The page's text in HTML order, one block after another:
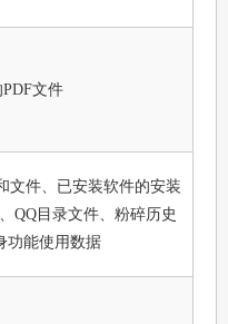
文件
文件、已安装软件的安装
QQ目录文件、粉碎历史
功能使用数据